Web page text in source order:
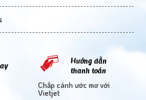
Hướng dẫn
thanh toán
Chắp cánh ước mơ với
Vietjet